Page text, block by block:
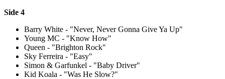
Side 4
Barry White - "Never, Never Gonna Give Ya Up"
Young MC - "Know How"
Queen - "Brighton Rock"
Sky Ferreira - "Easy"
Simon & Garfunkel - "Baby Driver"
Kid Koala - "Was He Slow?"